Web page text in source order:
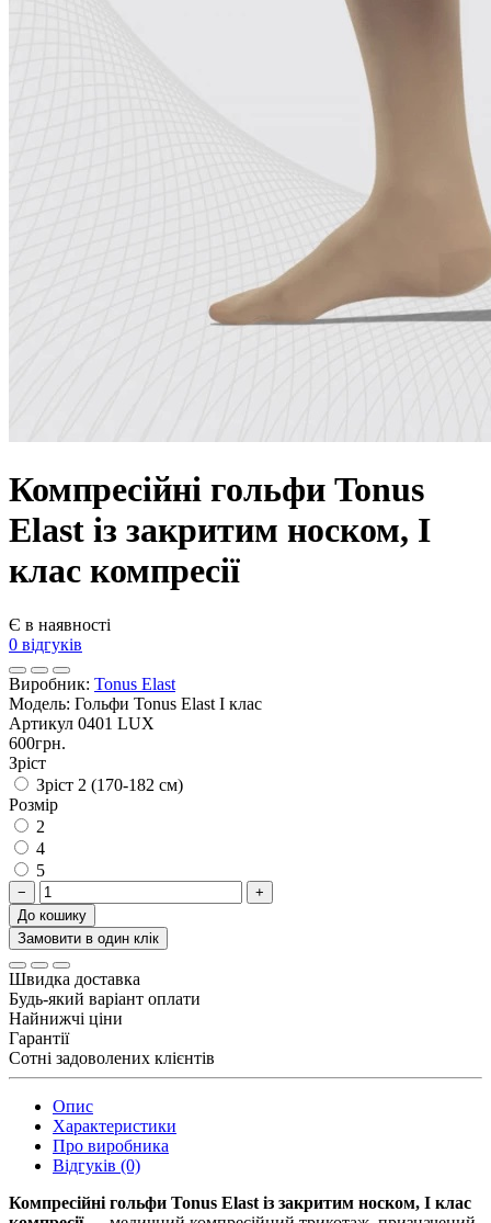
Компресійні гольфи Tonus
Elast із закритим носком, I
клас компресії
Є в наявності
0 відгуків
Виробник: Tonus Elast
Модель: Гольфи Tonus Elast I клас
Артикул 0401 LUX
600грн.
Зріст
Зріст 2 (170-182 см)
Розмір
2
4
5
−
+
До кошику
Замовити в один клік
Швидка доставка
Будь-який варіант оплати
Найнижчі ціни
Гарантії
Сотні задоволених клієнтів
Опис
Характеристики
Про виробника
Відгуків (0)
Компресійні гольфи Tonus Elast із закритим носком, I клас